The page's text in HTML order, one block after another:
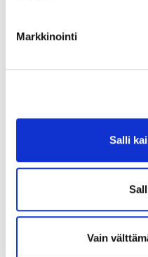
Markkinointi
Salli
Vain
olet
kuuden
klubin
vuosittain
Helsingin
löytyy
Lähes
noin 500